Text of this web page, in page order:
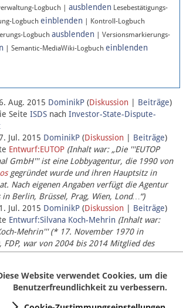
Logbuch | ausblenden Lesebestätigungs-
Logbuch einblenden | Kontroll-Logbuch
Logbuch ausblenden | Versionsmarkierungs-
| Semantic-MediaWiki-Logbuch einblenden
Aug. 2015 DominikP (Diskussion Beiträge)
Seite ISDS nach Investor-State-Dispute-
Jul. 2015 DominikP (Diskussion Beiträge)
Entwurf:EUTOP (Inhalt war: „Die '''EUTOP
GmbH''' ist eine Lobbyagentur, die 1990 von
gegründet wurde und ihren Hauptsitz in
Nach eigenen Angaben verfügt die Agentur
Berlin, Brüssel, Prag, Wien, Lond…“)
Jul. 2015 DominikP (Diskussion Beiträge)
Entwurf:Silvana Koch-Mehrin (Inhalt war:
Mehrin''' (* 17. November 1970 in
FDP, war von 2004 bis 2014 Mitglied des
Parlaments, seit November 2014 ist sie für
Website verwendet Cookies, um die
Benutzerfreundlichkeit zu verbessern.